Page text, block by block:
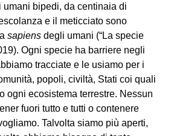
umani bipedi, da centinaia di
e il meticciato sono
sapiens degli umani (“La specie
Ogni specie ha barriere negli
tracciate e le usiamo per i
popoli, civiltà, Stati coi quali
ogni ecosistema terrestre. Nessun
fuori tutto e tutti o contenere
Talvolta siamo più aperti,